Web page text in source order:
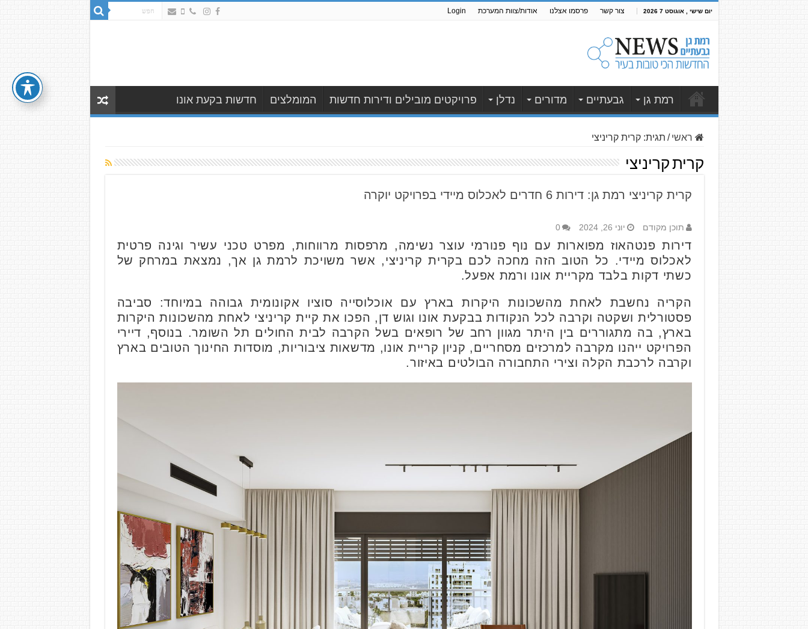
יום שישי , אוגוסט 7 2026 צור קשר פרסמו אצלנו אודות/צוות המערכת Login
רמת גן גבעתיים מדורים נדלן פרויקטים מובילים ודירות חדשות המומלצים חדשות בקעת אונו
ראשי / תגית:קרית קריניצי
קרית קריניצי
קרית קריניצי רמת גן: דירות 6 חדרים לאכלוס מיידי בפרויקט יוקרה
תוכן מקודם יוני 26, 2024 0
דירות פנטהאוז מפוארות עם נוף פנורמי עוצר נשימה, מרפסות מרווחות, מפרט טכני עשיר וגינה פרטית
לאכלוס מיידי. כל הטוב הזה מחכה לכם בקרית קריניצי, אשר משויכת לרמת גן אך, נמצאת במרחק של
כשתי דקות בלבד מקריית אונו ורמת אפעל.
הקריה נחשבת לאחת מהשכונות היקרות בארץ עם אוכלוסייה סוציו אקונומית גבוהה במיוחד: סביבה
פסטורלית ושקטה וקרבה לכל הנקודות בבקעת אונו וגוש דן, הפכו את קיית קריניצי לאחת מהשכונות היקרות
בארץ, בה מתגוררים בין היתר מגוון רחב של רופאים בשל הקרבה לבית החולים תל השומר. בנוסף, דיירי
הפרויקט ייהנו מקרבה למרכזים מסחריים, קניון קריית אונו, מדשאות ציבוריות, מוסדות החינוך הטובים בארץ
וקרבה לרכבת הקלה וצירי התחבורה הבולטים באיזור.